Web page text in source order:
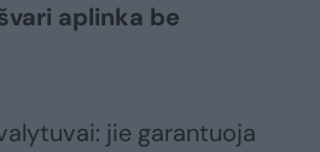
aplinka be
jie garantuoja